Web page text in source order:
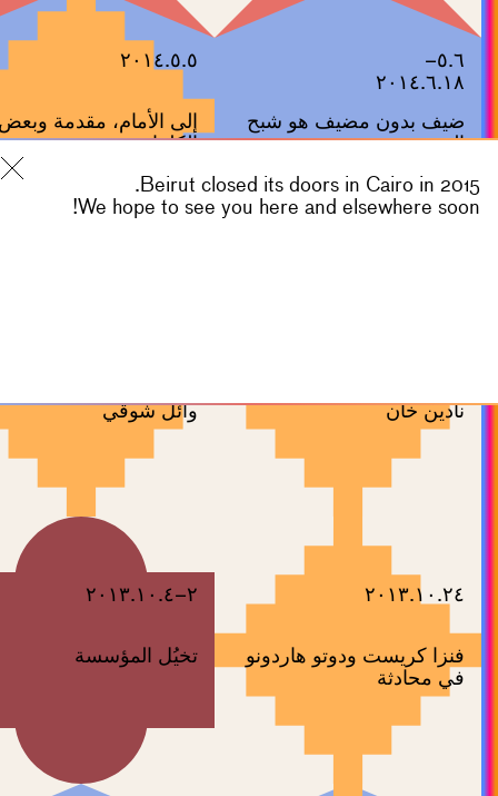
Beirut closed its doors in Cairo in 2015.
We hope to see you here and elsewhere soon!
٥.٦–
٢٠١٤.٦.١٨
ضيف بدون مضيف هو شبح
المعرض
٢٠١٤.٥.٥
إلى الأمام، مقدمة
الكلمات
نادين خان
وائل شوقي
٢٠١٣.١٠.٢٤
فنزا كريست ودوتو هاردونو
في محادثة
٢–٢٠١٣.١٠.٤
تخيُل المؤسسة